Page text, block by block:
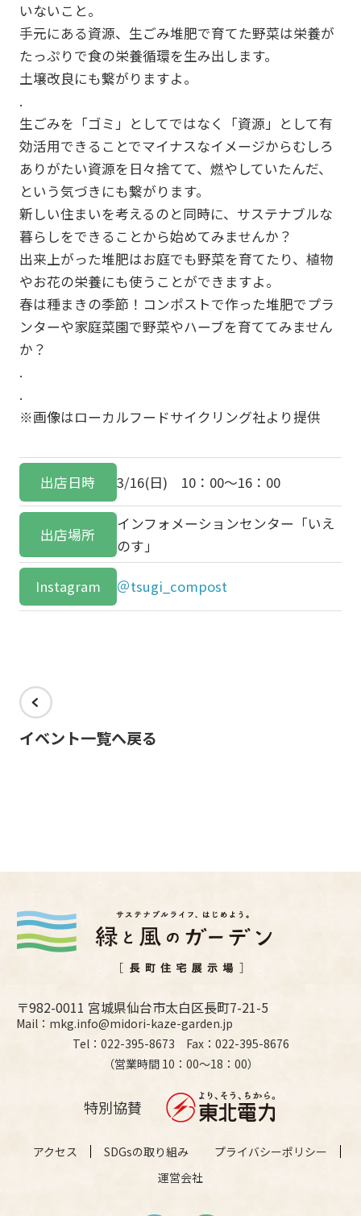
いないこと。
手元にある資源、生ごみ堆肥で育てた野菜は栄養が
たっぷりで食の栄養循環を生み出します。
土壌改良にも繋がりますよ。
.
生ごみを「ゴミ」としてではなく「資源」として有
効活用できることでマイナスなイメージからむしろ
ありがたい資源を日々捨てて、燃やしていたんだ、
という気づきにも繋がります。
新しい住まいを考えるのと同時に、サステナブルな
暮らしをできることから始めてみませんか？
出来上がった堆肥はお庭でも野菜を育てたり、植物
やお花の栄養にも使うことができますよ。
春は種まきの季節！コンポストで作った堆肥でプラ
ンターや家庭菜園で野菜やハーブを育ててみません
か？
.
.
※画像はローカルフードサイクリング社より提供
出店日時 3/16(日) 10：00～16：00
出店場所
インフォメーションセンター「いえ
のす」
Instagram ＠tsugi_compost
イベント一覧へ戻る
〒982-0011 宮城県仙台市太白区長町7-21-5
Mail：mkg.info@midori-kaze-garden.jp
Tel：022-395-8673 Fax：022-395-8676
（営業時間 10：00〜18：00）
特別協賛
アクセス SDGsの取り組み
プライバシーポリシー
運営会社